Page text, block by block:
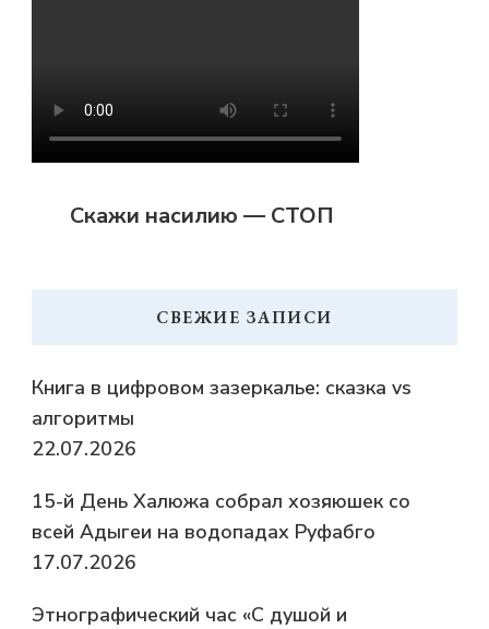
Скажи насилию — СТОП
СВЕЖИЕ ЗАПИСИ
Книга в цифровом зазеркалье: сказка vs
алгоритмы
22.07.2026
15-й День Халюжа собрал хозяюшек со
всей Адыгеи на водопадах Руфабго
17.07.2026
Этнографический час «С душой и